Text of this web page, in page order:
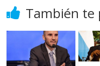
También te